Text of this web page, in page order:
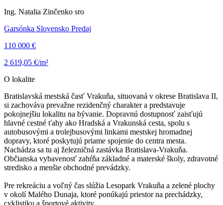
Ing. Natalia Zinčenko sro
Garsónka Slovensko Predaj
110 000 €
2 619,05 €/m²
O lokalite
Bratislavská mestská časť Vrakuňa, situovaná v okrese Bratislava II,
si zachováva prevažne rezidenčný charakter a predstavuje
pokojnejšiu lokalitu na bývanie. Dopravnú dostupnosť zaisťujú
hlavné cestné ťahy ako Hradská a Vrakunská cesta, spolu s
autobusovými a trolejbusovými linkami mestskej hromadnej
dopravy, ktoré poskytujú priame spojenie do centra mesta.
Nachádza sa tu aj železničná zastávka Bratislava-Vrakuňa.
Občianska vybavenosť zahŕňa základné a materské školy, zdravotné
stredisko a menšie obchodné prevádzky.
Pre rekreáciu a voľný čas slúžia Lesopark Vrakuňa a zelené plochy
v okolí Malého Dunaja, ktoré ponúkajú priestor na prechádzky,
cyklistiku a športové aktivity.